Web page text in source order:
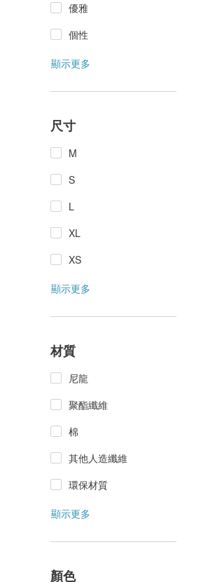
優雅
個性
顯示更多
尺寸
M
S
L
XL
XS
顯示更多
材質
尼龍
聚酯纖維
棉
其他人造纖維
環保材質
顯示更多
顏色